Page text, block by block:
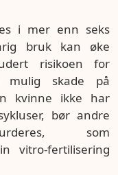
i mer enn seks
bruk kan øke
risikoen for
mulig skade på
kvinne ikke har
bør andre
som
vitro-fertilisering